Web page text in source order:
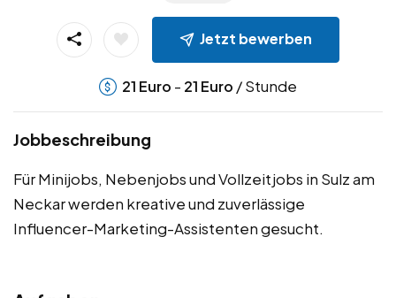
Jetzt bewerben
21 Euro - 21 Euro / Stunde
Jobbeschreibung
Für Minijobs, Nebenjobs und Vollzeitjobs in Sulz am
Neckar werden kreative und zuverlässige
Influencer-Marketing-Assistenten gesucht.